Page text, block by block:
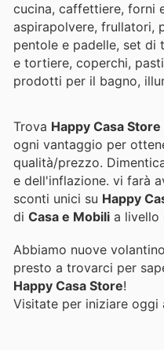
cucina, caffettiere, forni
aspirapolvere, frullatori,
pentole e padelle, set di
e tortiere, coperchi,
prodotti per il bagno,
Trova Happy Casa Store
ogni vantaggio per
qualità/prezzo.
e dell'inflazione. vi farà
sconti unici su Happy
di Casa e Mobili a livello
Abbiamo nuove
presto a trovarci per
Happy Casa Store!
Visitate per iniziare oggi